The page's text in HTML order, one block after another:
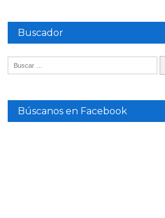
Buscador
Búscanos en Facebook